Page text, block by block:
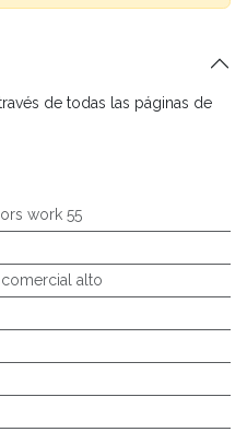
de todas las páginas de
work 55
alto